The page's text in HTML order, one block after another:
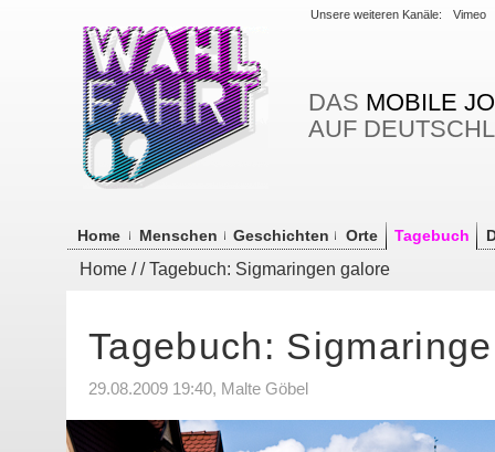
Unsere weiteren Kanäle: Vimeo
DAS MOBILE
AUF
Home Menschen Geschichten Orte Tagebuch
Home // Tagebuch: Sigmaringen galore
Tagebuch:
29.08.2009 19:40, Malte Göbel